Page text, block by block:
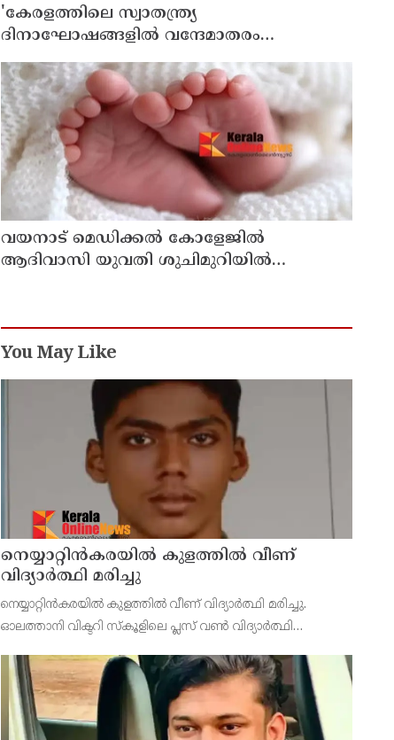
'കേരളത്തിലെ സ്വാതന്ത്ര്യ
ദിനാഘോഷങ്ങളിൽ വന്ദേമാതരം
മുഴുവനായും ആലപിക്കണം' ;
ഉത്തരവിറക്കി സംസ്ഥാന സർക്കാർ
വയനാട് മെഡിക്കല്‍ കോളേജില്‍
ആദിവാസി യുവതി ശുചിമുറിയില്‍
You May Like
നെയ്യാറ്റിൻകരയിൽ കുളത്തില്‍ വീണ്
വിദ്യാര്‍ത്ഥി മരിച്ചു
നെയ്യാറ്റിന്‍കരയില്‍ കുളത്തില്‍ വീണ് വിദ്യാര്‍ത്ഥി മരിച്ചു.
ഓലത്താനി വിക്ടറി സ്‌കൂളിലെ പ്ലസ് വണ്‍ വിദ്യാര്‍ത്ഥി
സഹോദരനോടൊപ്പം മീന്‍ പിടിക്കാന്‍